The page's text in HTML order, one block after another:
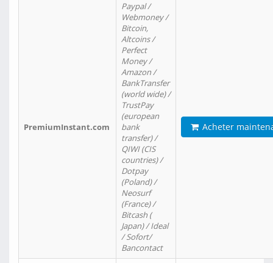
PremiumInstant.com
Paypal /
Webmoney /
Bitcoin,
Altcoins /
Perfect
Money /
Amazon /
BankTransfer
(world wide) /
TrustPay
(european
bank
transfer) /
QIWI (CIS
countries) /
Dotpay
(Poland) /
Neosurf
(France) /
Bitcash (
Japan) / Ideal
/ Sofort/
Bancontact
Acheter